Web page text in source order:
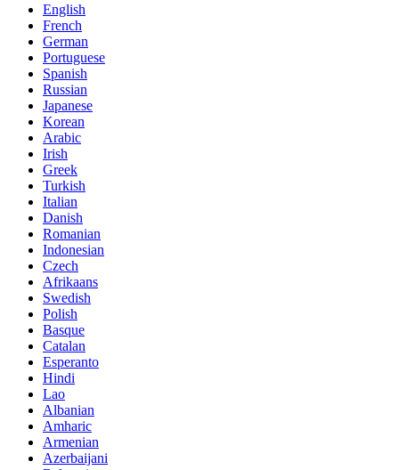
English
French
German
Portuguese
Spanish
Russian
Japanese
Korean
Arabic
Irish
Greek
Turkish
Italian
Danish
Romanian
Indonesian
Czech
Afrikaans
Swedish
Polish
Basque
Catalan
Esperanto
Hindi
Lao
Albanian
Amharic
Armenian
Azerbaijani